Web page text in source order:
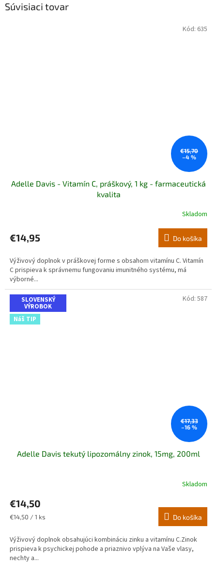
Súvisiaci tovar
€15,70
–4 %
Adelle Davis - Vitamín C, práškový, 1 kg - farmaceutická
kvalita
produktu
je
z
5
hviezdičiek.
Skladom
€14,95 Do košíka
Výživový doplnok v práškovej forme s obsahom vitamínu C. Vitamín
C prispieva k správnemu fungovaniu imunitného systému, má
výborné...
Kód: 635
SLOVENSKÝ
VÝROBOK
Náš TIP
€17,33
–16 %
Adelle Davis tekutý lipozomálny zinok, 15mg, 200ml
produktu
je
5,0
5
hviezdičiek.
Skladom
€14,50
Jednotková
€14,50 / 1 ks Do košíka
Výživový doplnok obsahujúci kombináciu zinku a vitamínu C.Zinok
prispieva k psychickej pohode a priaznivo vplýva na Vaše vlasy,
nechty a...
Kód: 587